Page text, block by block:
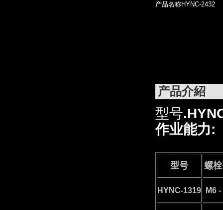
产品名称HYNC-2432
产品介紹
型号
作业能力:
型号 螺
HYNC-1319 M6